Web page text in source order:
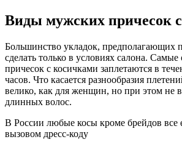
Виды мужских причесок
Большинство укладок, предполагающих
сделать только в условиях салона.
причесок с косичками заплетаются в
часов. Что касается разнообразия
велико, как для женщин, но при этом не
длинных волос.
В России любые косы кроме брейдов все
вызовом дресс-коду